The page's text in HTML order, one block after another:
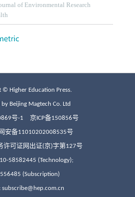
© Higher Education Press.
by Beijing Magtech Co. Ltd
号-1 京ICP备150856号
安备11010202008535号
许可证网出证(京)字第127号
58582445 (Technology);
(Subscription)
subscribe@hep.com.cn